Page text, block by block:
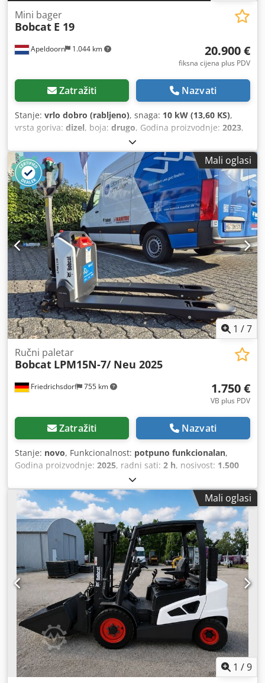
Apeldoorn 1.044 km
Mini bager
Bobcat E 19
20.900 €
fiksna cijena plus PDV
Zatražiti Nazvati
Stanje: vrlo dobro (rabljeno), snaga: 10 kW (13,60 KS),
vrsta goriva: dizel, boja: drugo, Godina proizvodnje: 2023,
, Godina proizvodnje: 2023 Pogon:
Gusjenica Masa praznog vozila: 1.768 kg Dimenzije (D x Š x
V): 381 x 98 x 229 cm Tip motora: Kubota D722-EF11 Sustav
za brzu izmjenu: Da Tehničko stanje: Vrlo dobro Vizualno
stanje: Vrlo dobro = Dodatne opcije i oprema = - Radna
svjetla - Ventilator - Gumene gusjenice - Funkcija
čekića/razvrstavanja - Ralica - Brza izmjena = Napomene =
Pogonski sklop Razina / Faza: Stage IV / Tier IV final
Lehnhoff MS01 sustav brze izmjene s 1 žlicom, proširivim
podvozjem, dugim krakom Chsdpfxjy Rfw Ne Abwoa
Mali oglasi
1 /7
Friedrichsdorf 755 km
Ručni paletar
Bobcat LPM15N-7/ Neu 2025
1.750 €
VB plus PDV
Zatražiti Nazvati
Stanje: novo, Funkcionalnost: potpuno funkcionalan,
Godina proizvodnje: 2025, radni sati: 2 h, nosivost: 1.500
115 mm, vrsta goriva:
građevinska visina:1.160 mm, duljina vilica:1.150 mm,
masa praznog vozila:123 kg , ukupna duljina:1.530 mm,
vrsta pogona:Elektro, širina konstrukcije: 540 mm, Viličar
s niskim podizanjem Težina tereta: 600 kg Širina vilice: 160
mm Debljina vilice: 47 mm Stanje: Novo Tehničko stanje:
Novo Chsdezrildjpfx Abwsa Prednje gume, tip: Vulkollan
Stanje prednjih guma: 80 - 100% Stražnje gume, tip:
Vulkollan Stanje stražnjih guma: 60 - 80% Napon baterije:
24 V Kapacitet baterije: 20 Ah Tip baterije: Litij-ionska
Godina proizvodnje baterije: 2024 Stanje baterije: 80 -
100% CE certifikat, Litij-ionska baterija, ne zahtijeva
održavanje, 24 V
Mali oglasi
1 /9